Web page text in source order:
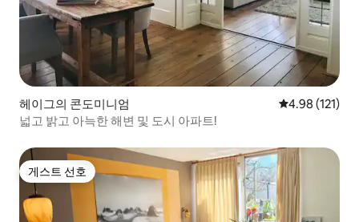
헤이그의 콘도미니엄 평점 4.98점(5
4.98 (121)
넓고 밝고 아늑한 해변 및 도시 아파트!
게스트 선호
게스트 선호